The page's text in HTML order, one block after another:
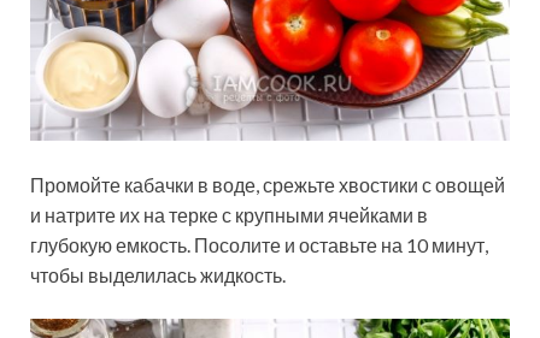
Промойте кабачки в воде, срежьте хвостики с овощей
и натрите их на терке с крупными ячейками в
глубокую емкость. Посолите и оставьте на 10 минут,
чтобы выделилась жидкость.